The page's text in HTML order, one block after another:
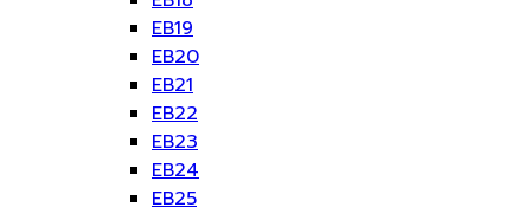
EB19
EB20
EB21
EB22
EB23
EB24
EB25